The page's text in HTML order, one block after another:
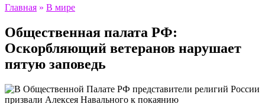
Главная » В мире
Общественная палата РФ:
Оскорбляющий ветеранов нарушает
пятую заповедь